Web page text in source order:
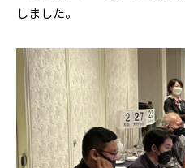
しました。